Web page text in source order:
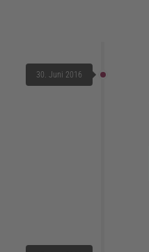
30. Juni 2016